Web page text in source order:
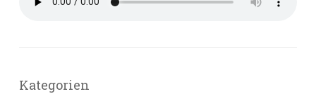
Kategorien